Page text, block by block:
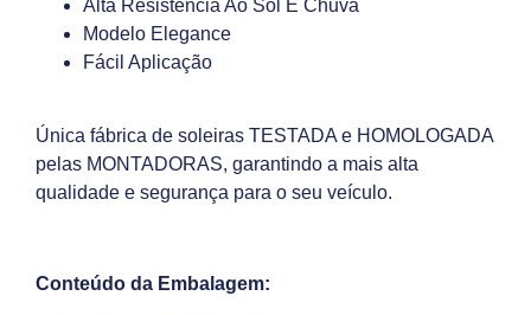
Alta Resistência Ao Sol E Chuva
Modelo Elegance
Fácil Aplicação
Única fábrica de soleiras TESTADA e HOMOLOGADA
pelas MONTADORAS, garantindo a mais alta
qualidade e segurança para o seu veículo.
Conteúdo da Embalagem: